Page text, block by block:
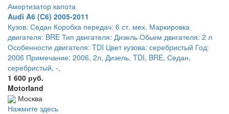
Амортизатор капота
Audi A6 (C6) 2005-2011
Кузов: Седан Коробка передач: 6 ст. мех. Маркировка
двигателя: BRE Тип двигателя: Дизель Обьем двигателя: 2 л
Особенности двигателя: TDI Цвет кузова: серебристый Год:
2006 Примечание: 2006, 2л, Дизель, TDI, BRE, Седан,
серебристый, -,
1 600 руб.
Motorland
Москва
Нажмите здесь